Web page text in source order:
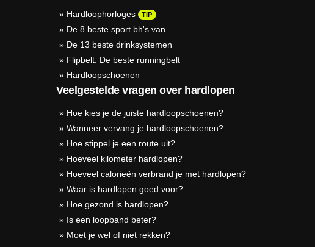
» Hardloophorloges TIP
» De 8 beste sport bh's van
» De 13 beste drinksystemen
» Flipbelt: De beste runningbelt
» Hardloopschoenen
Veelgestelde vragen over hardlopen
» Hoe kies je de juiste hardloopschoenen?
» Wanneer vervang je hardloopschoenen?
» Hoe stippel je een route uit?
» Hoeveel kilometer hardlopen?
» Hoeveel calorieën verbrand je met hardlopen?
» Waar is hardlopen goed voor?
» Hoe gezond is hardlopen?
» Is een loopband beter?
» Moet je wel of niet rekken?